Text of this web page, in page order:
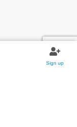
Sign up